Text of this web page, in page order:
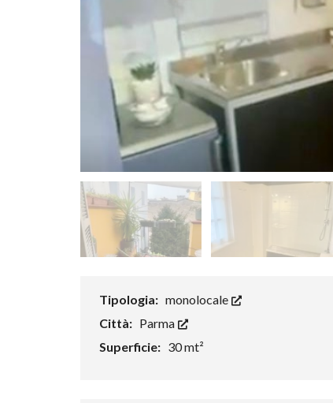
Tipologia: monolocale
Città: Parma
Superficie: 30 mt²